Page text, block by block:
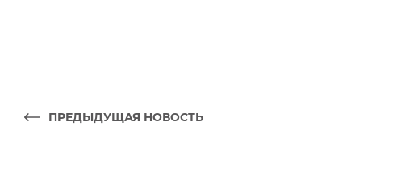
ПРЕДЫДУЩАЯ НОВОСТЬ